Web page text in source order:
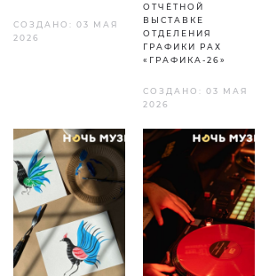
СОЗДАНО: 03 МАЯ
2026
ОТЧЁТНОЙ
ВЫСТАВКЕ
ОТДЕЛЕНИЯ
ГРАФИКИ РАХ
«ГРАФИКА-26»
СОЗДАНО: 03 МАЯ
2026